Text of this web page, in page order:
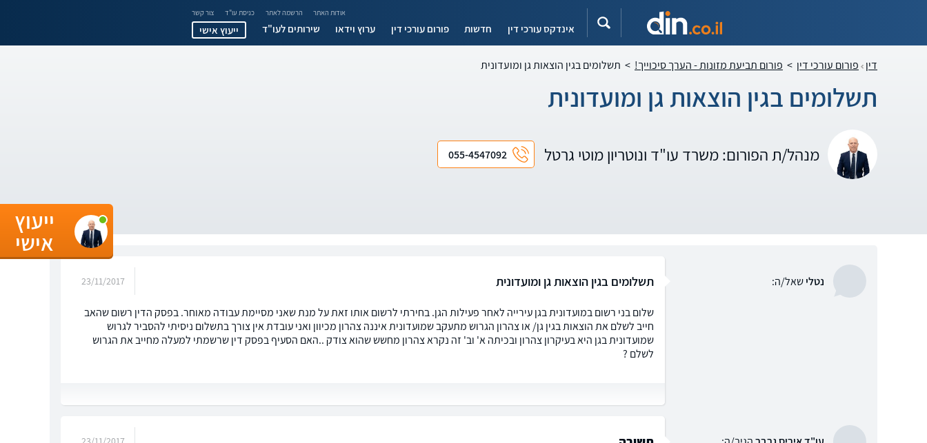
אודות האתר הרשמה לאתר כניסת עו"ד צור קשר
אינדקס עורכי דין חדשות פורום עורכי דין ערוץ וידאו שירותים לעו"ד ייעוץ אישי
דין פורום עורכי דין > פורום תביעת מזונות - הערך סיכוייך! > תשלומים בגין הוצאות גן ומועדונית
תשלומים בגין הוצאות גן ומועדונית
מנהל/ת הפורום: משרד עו"ד ונוטריון מוטי גרטל 055-4547092
נטלישאל/ה: תשלומים בגין הוצאות גן ומועדונית 23/11/2017
שלום בני רשום במועדונית בגן עירייה לאחר פעילות הגן. בחירתי לרשום אותו זאת על מנת שאני מסיימת עבודה מאוחר. בפסק הדין רשום שהאב
חייב לשלם את הוצאות בגין גן/ או צהרון הגרוש מתעקב שמועדונית איננה צהרון מכיוון ואני עובדת אין צורך בתשלום ניסיתי להסביר לגרוש
שמועדונית בגן היא בעיקרון צהרון ובכיתה א' וב' זה נקרא צהרון מחשש שהוא צודק ..האם הסעיף בפסק דין שרשמתי למעלה מחייב את הגרוש
לשלם ?
ייעוץ
אישי